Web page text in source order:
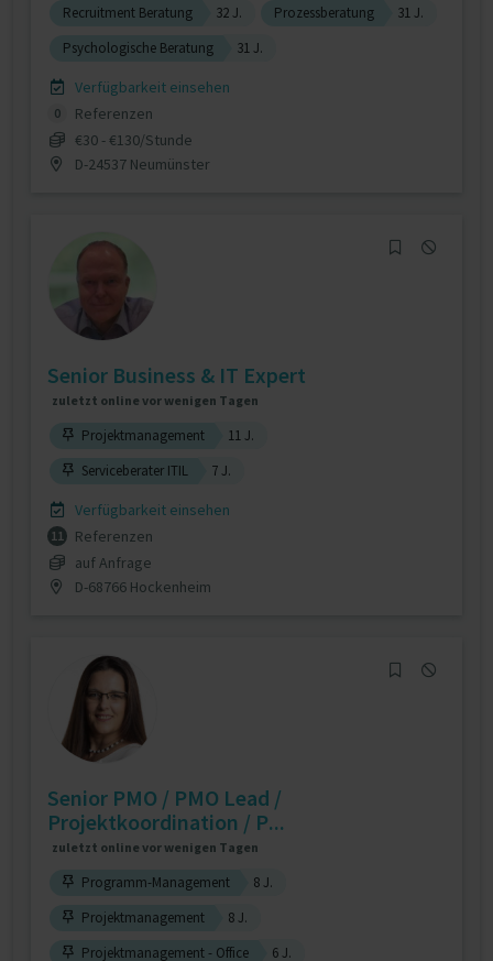
Recruitment Beratung 32 J. Prozessberatung
31 J.
Psychologische Beratung
31 J.
Verfügbarkeit einsehen
0
Referenzen
€30 - €130/Stunde
D-24537 Neumünster
Senior Business & IT Expert
zuletzt online vor wenigen Tagen
Projektmanagement
11 J.
Serviceberater ITIL
7 J.
Verfügbarkeit einsehen
11
Referenzen
auf Anfrage
D-68766 Hockenheim
Senior PMO / PMO Lead /
Projektkoordination / P...
zuletzt online vor wenigen Tagen
Programm-Management
8 J.
Projektmanagement
8 J.
Projektmanagement - Office
6 J.